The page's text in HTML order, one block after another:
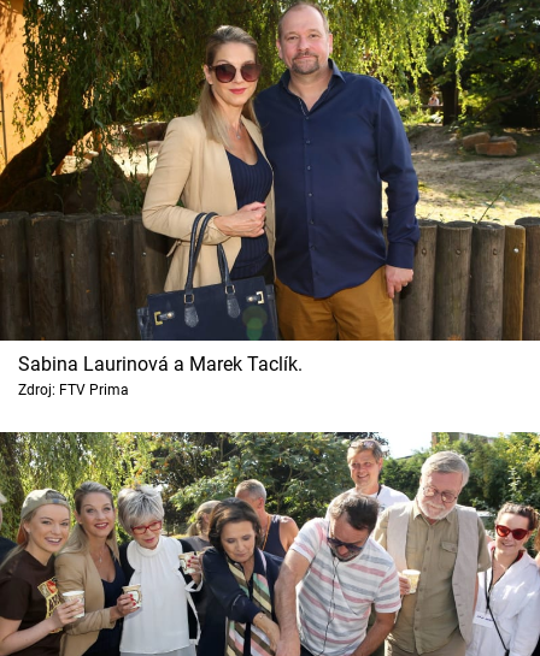
Sabina Laurinová a Marek Taclík.
Zdroj: FTV Prima